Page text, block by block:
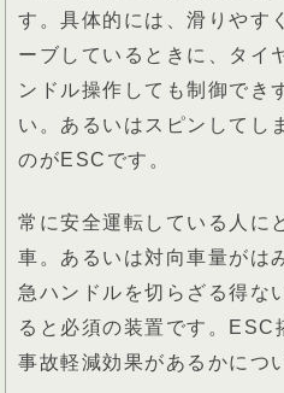
す。具体的には、滑りやす
ーブしているときに、タイ
ンドル操作しても制御でき
い。あるいはスピンしてし
のがESCです。
常に安全運転している人に
車。あるいは対向車量がは
急ハンドルを切らざる得な
ると必須の装置です。ESC
事故軽減効果があるかにつ